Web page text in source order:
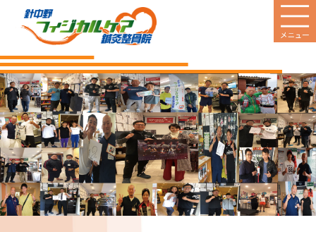
HOME
当院のご案内
診療案内
営業日
料金のご案内